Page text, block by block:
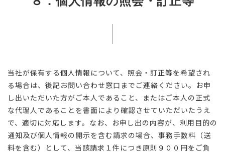
当社が保有する個人情報について、照会・訂正等を希望され
る場合は、後記お問い合わせ窓口までご連絡ください。お申
し出いただいた方がご本人であること、またはご本人の正式
な代理人であることを書面により確認させていただいたうえ
で、適切に対応します。なお、お申し出の内容が、利用目的の
通知及び個人情報の開示を含む請求の場合、事務手数料（送
料を含む）として、当該請求１件につき原則９００円をご負